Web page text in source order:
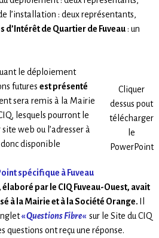
l’installation : deux représentants,
d’Intérêt de Quartier de Fuveau: un
Cliquer
dessus pout
télécharger
le
PowerPoint
le déploiement
futures est présenté
sera remis à la Mairie
lesquels pourront le
web ou l’adresser à
disponible
spécifique à Fuveau
par le CIQ Fuveau-Ouest, avait
à la Mairie et à la Société Orange.
«Questions Fibre« sur le Site du CIQ
questions ont reçu une réponse.